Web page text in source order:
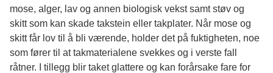
mose, alger, lav og annen biologisk vekst samt støv og
skitt som kan skade takstein eller takplater. Når mose og
skitt får lov til å bli værende, holder det på fuktigheten, noe
som fører til at takmaterialene svekkes og i verste fall
råtner. I tillegg blir taket glattere og kan forårsake fare for